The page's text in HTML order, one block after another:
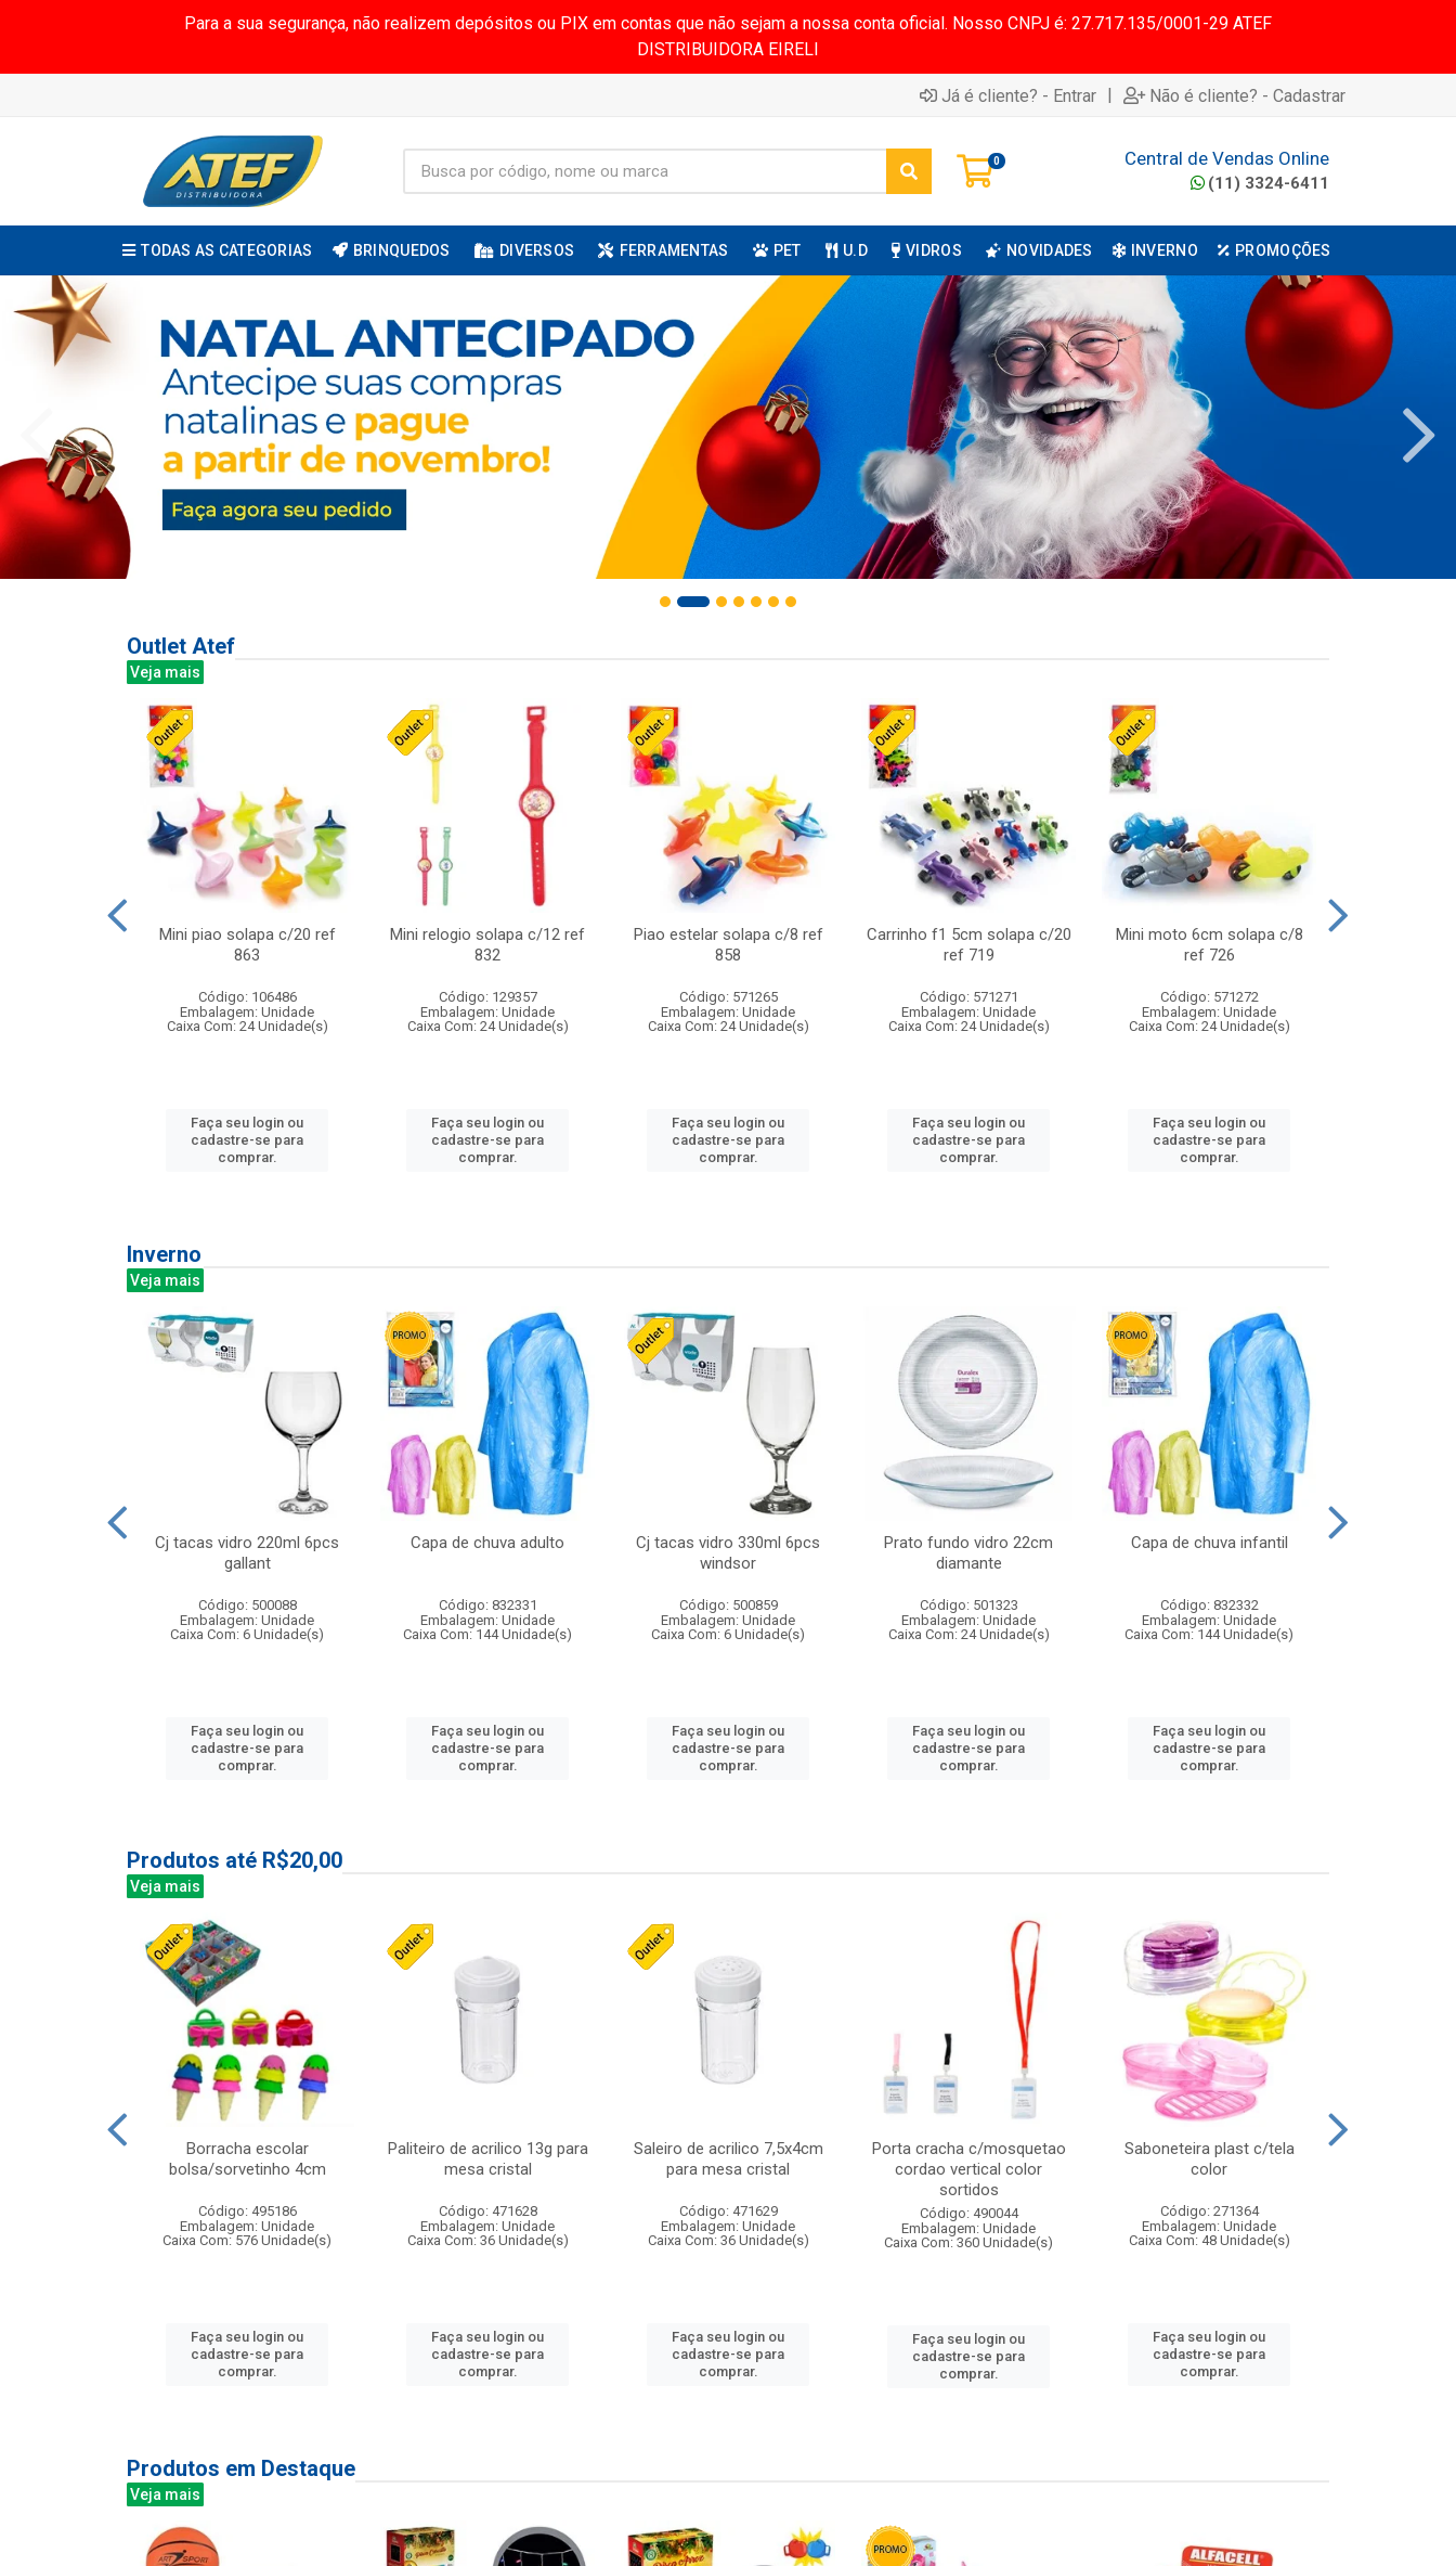
Para a sua segurança, não realizem depósitos ou PIX em contas que não sejam a nossa conta oficial. Nosso CNPJ é: 27.717.135/0001-29 ATEF
DISTRIBUIDORA EIRELI
Já é cliente? - Entrar | Não é cliente? - Cadastrar
0 Central de Vendas Online
(11) 3324-6411
TODAS AS CATEGORIAS BRINQUEDOS DIVERSOS FERRAMENTAS PET U.D VIDROS NOVIDADES INVERNO PROMOÇÕES
Outlet Atef
Veja mais
Mini piao solapa c/20 ref
863
Código: 106486
Embalagem: Unidade
Caixa Com: 24 Unidade(s)
Faça seu login ou
cadastre-se para
comprar.
Mini relogio solapa c/12 ref
832
Código: 129357
Embalagem: Unidade
Caixa Com: 24 Unidade(s)
Faça seu login ou
cadastre-se para
comprar.
Piao estelar solapa c/8 ref
858
Código: 571265
Embalagem: Unidade
Caixa Com: 24 Unidade(s)
Faça seu login ou
cadastre-se para
comprar.
Carrinho f1 5cm solapa c/20
ref 719
Código: 571271
Embalagem: Unidade
Caixa Com: 24 Unidade(s)
Faça seu login ou
cadastre-se para
comprar.
Mini moto 6cm solapa c/8
ref 726
Código: 571272
Embalagem: Unidade
Caixa Com: 24 Unidade(s)
Faça seu login ou
cadastre-se para
comprar.
Inverno
Veja mais
Cj tacas vidro 220ml 6pcs
gallant
Código: 500088
Embalagem: Unidade
Caixa Com: 6 Unidade(s)
Faça seu login ou
cadastre-se para
comprar.
Capa de chuva adulto
Código: 832331
Embalagem: Unidade
Caixa Com: 144 Unidade(s)
Faça seu login ou
cadastre-se para
comprar.
Cj tacas vidro 330ml 6pcs
windsor
Código: 500859
Embalagem: Unidade
Caixa Com: 6 Unidade(s)
Faça seu login ou
cadastre-se para
comprar.
Prato fundo vidro 22cm
diamante
Código: 501323
Embalagem: Unidade
Caixa Com: 24 Unidade(s)
Faça seu login ou
cadastre-se para
comprar.
Capa de chuva infantil
Código: 832332
Embalagem: Unidade
Caixa Com: 144 Unidade(s)
Faça seu login ou
cadastre-se para
comprar.
Produtos até R$20,00
Veja mais
Borracha escolar
bolsa/sorvetinho 4cm
Código: 495186
Embalagem: Unidade
Caixa Com: 576 Unidade(s)
Faça seu login ou
cadastre-se para
comprar.
Paliteiro de acrilico 13g para
mesa cristal
Código: 471628
Embalagem: Unidade
Caixa Com: 36 Unidade(s)
Faça seu login ou
cadastre-se para
comprar.
Saleiro de acrilico 7,5x4cm
para mesa cristal
Código: 471629
Embalagem: Unidade
Caixa Com: 36 Unidade(s)
Faça seu login ou
cadastre-se para
comprar.
Porta cracha c/mosquetao
cordao vertical color
sortidos
Código: 490044
Embalagem: Unidade
Caixa Com: 360 Unidade(s)
Faça seu login ou
cadastre-se para
comprar.
Saboneteira plast c/tela
color
Código: 271364
Embalagem: Unidade
Caixa Com: 48 Unidade(s)
Faça seu login ou
cadastre-se para
comprar.
Produtos em Destaque
Veja mais